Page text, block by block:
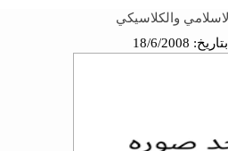
والكلاسيكي